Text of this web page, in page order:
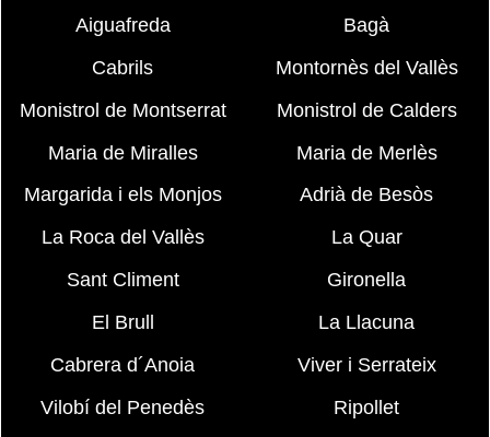
Aiguafreda
Bagà
Cabrils
Montornès del Vallès
Monistrol de Montserrat
Monistrol de Calders
Maria de Miralles
Maria de Merlès
Margarida i els Monjos
Adrià de Besòs
La Roca del Vallès
La Quar
Sant Climent
Gironella
El Brull
La Llacuna
Cabrera d´Anoia
Viver i Serrateix
Vilobí del Penedès
Ripollet